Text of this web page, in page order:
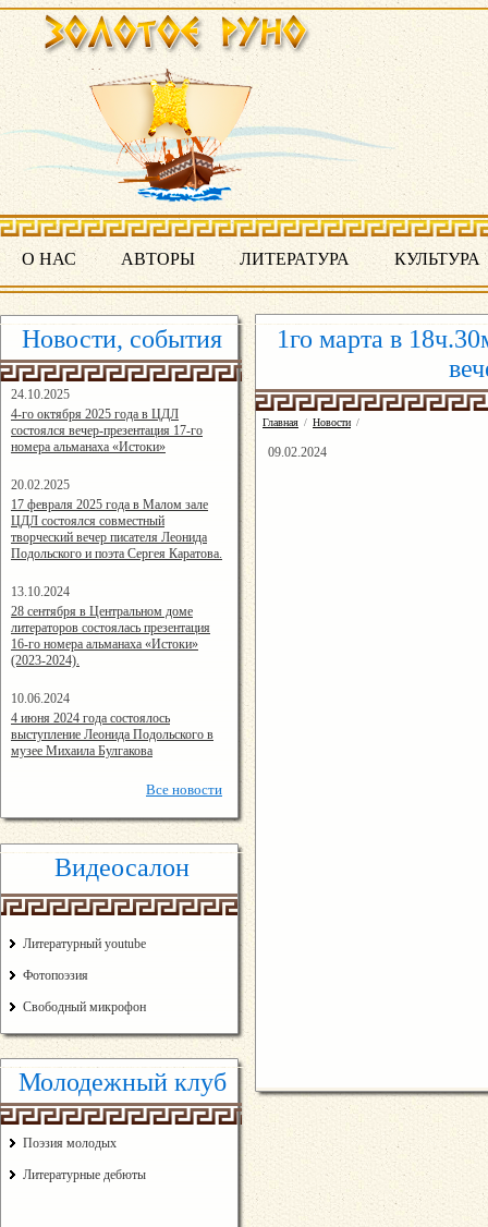
О НАС АВТОРЫ ЛИТЕРАТУРА КУЛЬТУРА
Новости, события
24.10.2025
16:19:07
4-го октября 2025 года в ЦДЛ
состоялся вечер-презентация 17-го
номера альманаха «Истоки»
20.02.2025
14:24:00
17 февраля 2025 года в Малом зале
ЦДЛ состоялся совместный
творческий вечер писателя Леонида
Подольского и поэта Сергея Каратова.
13.10.2024
14:08:11
28 сентября в Центральном доме
литераторов состоялась презентация
16-го номера альманаха «Истоки»
(2023-2024).
10.06.2024
15:02:44
4 июня 2024 года состоялось
выступление Леонида Подольского в
музее Михаила Булгакова
Все новости
Видеосалон
Литературный youtube
Фотопоэзия
Свободный микрофон
Молодежный клуб
Поэзия молодых
Литературные дебюты
1го марта в
Главная / Новости /
09.02.2024